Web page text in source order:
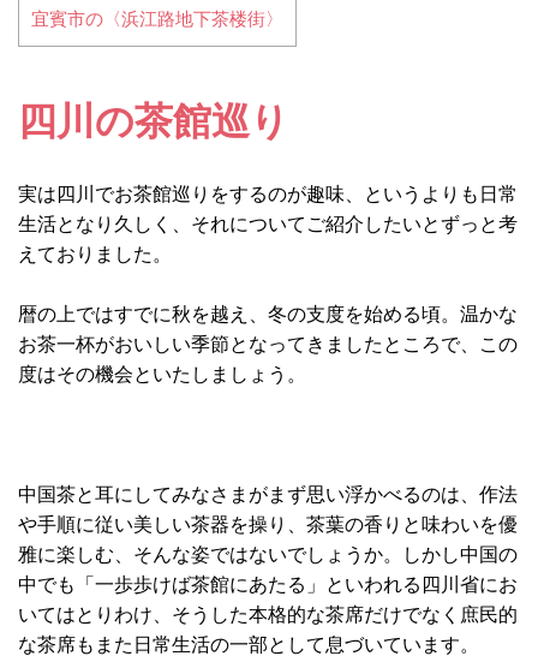
宜賓市の〈浜江路地下茶楼街〉
四川の茶館巡り
実は四川でお茶館巡りをするのが趣味、というよりも日常
生活となり久しく、それについてご紹介したいとずっと考
えておりました。
暦の上ではすでに秋を越え、冬の支度を始める頃。温かな
お茶一杯がおいしい季節となってきましたところで、この
度はその機会といたしましょう。
中国茶と耳にしてみなさまがまず思い浮かべるのは、作法
や手順に従い美しい茶器を操り、茶葉の香りと味わいを優
雅に楽しむ、そんな姿ではないでしょうか。しかし中国の
中でも「一歩歩けば茶館にあたる」といわれる四川省にお
いてはとりわけ、そうした本格的な茶席だけでなく庶民的
な茶席もまた日常生活の一部として息づいています。